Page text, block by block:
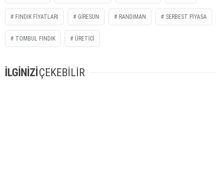
FINDIK FIYATLARI GIRESUN RANDIMAN SERBEST PIYASA
TOMBUL FINDIK ÜRETICI
İLGİNİZİÇEKEBİLİR